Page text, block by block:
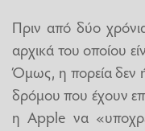
Πριν από δύο
αρχικά του οποίου
Όμως, η πορεία δεν
δρόμου που έχουν
η Apple να